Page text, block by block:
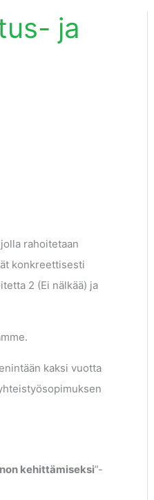
ja
rahoitetaan
konkreettisesti
2 (Ei nälkää) ja
kaksi vuotta
kehittämiseksi”-